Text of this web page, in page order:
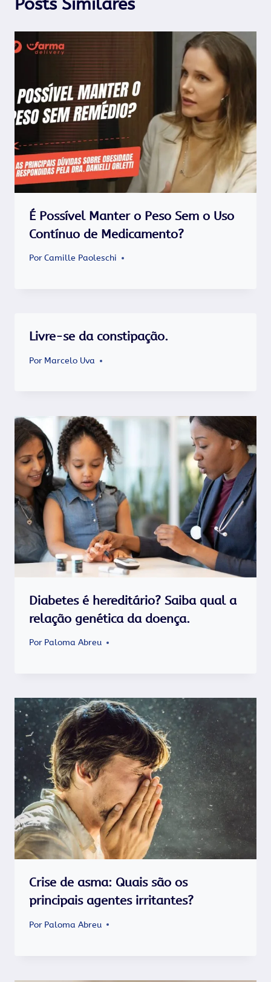
Posts Similares
É Possível Manter o Peso Sem o Uso
Contínuo de Medicamento?
PorCamille Paoleschi
Livre-se da constipação.
Por Marcelo Uva
Diabetes é hereditário? Saiba qual a
relação genética da doença.
Por Paloma Abreu
Crise de asma: Quais são os
principais agentes irritantes?
Por Paloma Abreu